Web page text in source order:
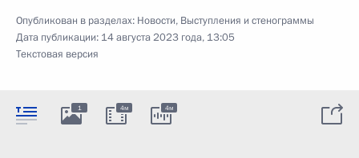
Опубликован в разделах: Новости, Выступления и стенограммы
Дата публикации: 14 августа 2023 года, 13:05
Текстовая версия
1 4м 4м